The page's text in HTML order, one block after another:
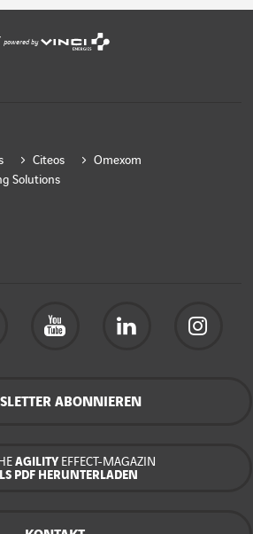
powered by
Citeos
Omexom
Solutions
ABONNIEREN
AGILITY EFFECT-MAGAZIN
PDF HERUNTERLADEN